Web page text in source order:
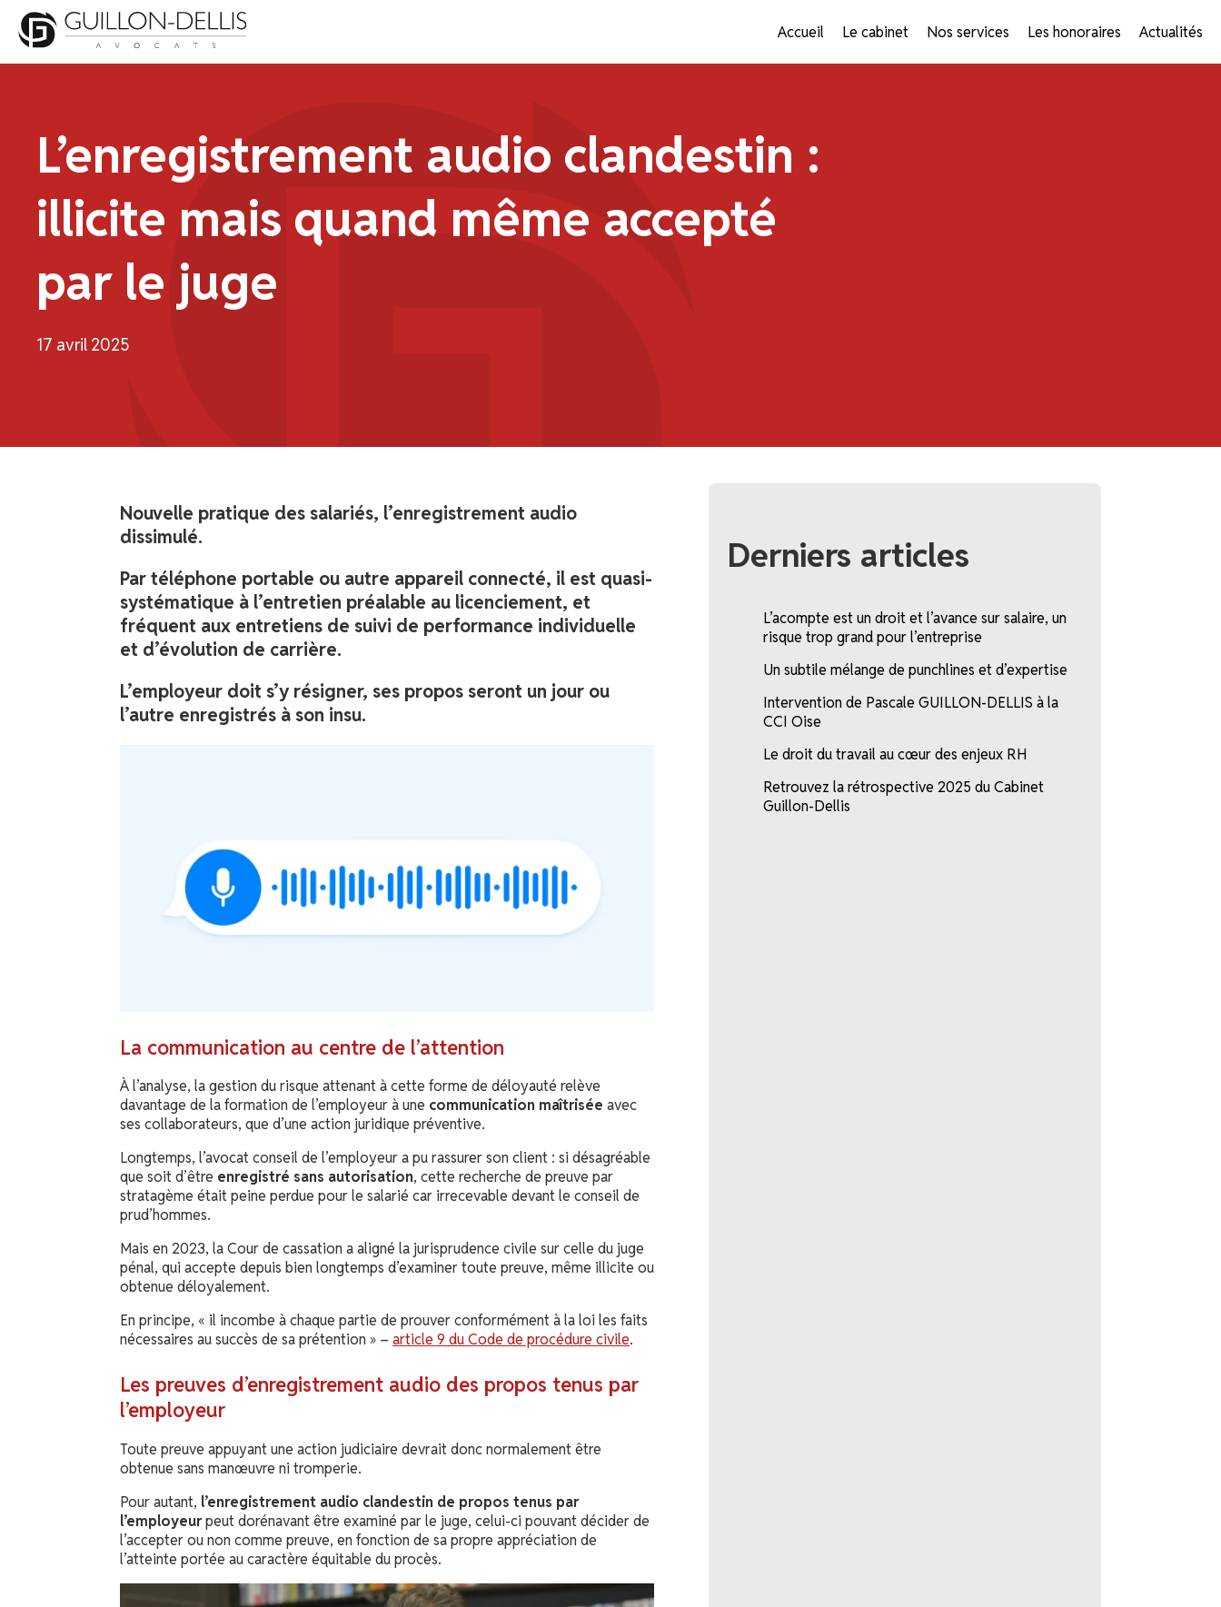
Panneau de gestion des cookies
Accueil
Le cabinet Nos services Les honoraires Actualités
L’enregistrement audio clandestin :
illicite mais quand même accepté
par le juge
17 avril 2025
Nouvelle pratique des salariés, l’enregistrement audio
dissimulé.
Par téléphone portable ou autre appareil connecté, il est quasi-
systématique à l’entretien préalable au licenciement, et
fréquent aux entretiens de suivi de performance individuelle
et d’évolution de carrière.
L’employeur doit s’y résigner, ses propos seront un jour ou
l’autre enregistrés à son insu.
La communication au centre de l’attention
À l’analyse, la gestion du risque attenant à cette forme de déloyauté relève
davantage de la formation de l’employeur à une communication maîtrisée avec
ses collaborateurs, que d’une action juridique préventive.
Longtemps, l’avocat conseil de l’employeur a pu rassurer son client : si désagréable
que soit d’être enregistré sans autorisation, cette recherche de preuve par
stratagème était peine perdue pour le salarié car irrecevable devant le conseil de
prud’hommes.
Mais en 2023, la Cour de cassation a aligné la jurisprudence civile sur celle du juge
pénal, qui accepte depuis bien longtemps d’examiner toute preuve, même illicite ou
obtenue déloyalement.
En principe, « il incombe à chaque partie de prouver conformément à la loi les faits
nécessaires au succès de sa prétention » – article 9 du Code de procédure civile.
Les preuves d’enregistrement audio des propos tenus par
l’employeur
Toute preuve appuyant une action judiciaire devrait donc normalement être
obtenue sans manœuvre ni tromperie.
Pour autant, l’enregistrement audio clandestin de propos tenus par
l’employeurpeut dorénavant être examiné par le juge, celui-ci pouvant décider de
l’accepter ou non comme preuve, en fonction de sa propre appréciation de
l’atteinte portée au caractère équitable du procès.
Derniers articles
L’acompte est un droit et l’avance sur salaire, un
risque trop grand pour l’entreprise
Un subtile mélange de punchlines et d’expertise
Intervention de Pascale GUILLON-DELLIS à la
CCI Oise
Le droit du travail au cœur des enjeux RH
Retrouvez la rétrospective 2025 du Cabinet
Guillon-Dellis